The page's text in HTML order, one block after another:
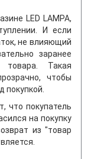
LED LAMPA,
И если
не влияющий
заранее
Такая
чтобы
покупкой.
что покупатель
на покупку
из "товар